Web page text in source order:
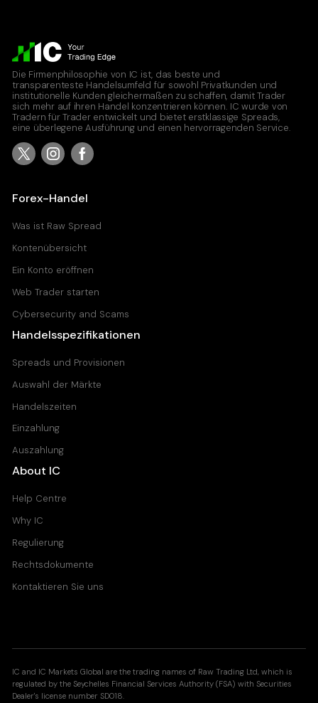
Die Firmenphilosophie von IC ist, das beste und
transparenteste Handelsumfeld für sowohl Privatkunden und
institutionelle Kunden gleichermaßen zu schaffen, damit Trader
sich mehr auf ihren Handel konzentrieren können. IC wurde von
Tradern für Trader entwickelt und bietet erstklassige Spreads,
eine überlegene Ausführung und einen hervorragenden Service.
Forex-Handel
Was ist Raw Spread
Kontenübersicht
Ein Konto eröffnen
Web Trader starten
Cybersecurity and Scams
Handelsspezifikationen
Spreads und Provisionen
Auswahl der Märkte
Handelszeiten
Einzahlung
Auszahlung
About IC
Help Centre
Why IC
Regulierung
Rechtsdokumente
Kontaktieren Sie uns
IC and IC Markets Global are the trading names of Raw Trading Ltd, which is
regulated by the Seychelles Financial Services Authority (FSA) with Securities
Dealer's license number SD018.